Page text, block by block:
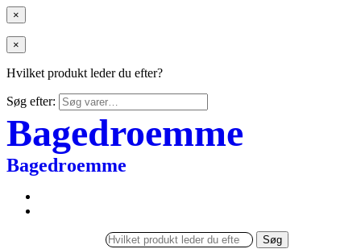
×
×
Hvilket produkt leder du efter?
Søg efter:
Bagedroemme
Bagedroemme
Søg